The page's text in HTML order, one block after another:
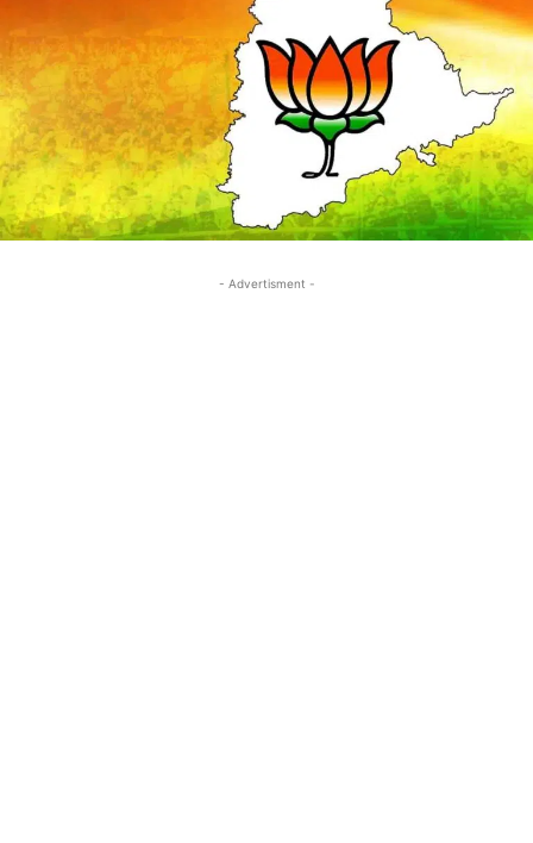
- Advertisment -